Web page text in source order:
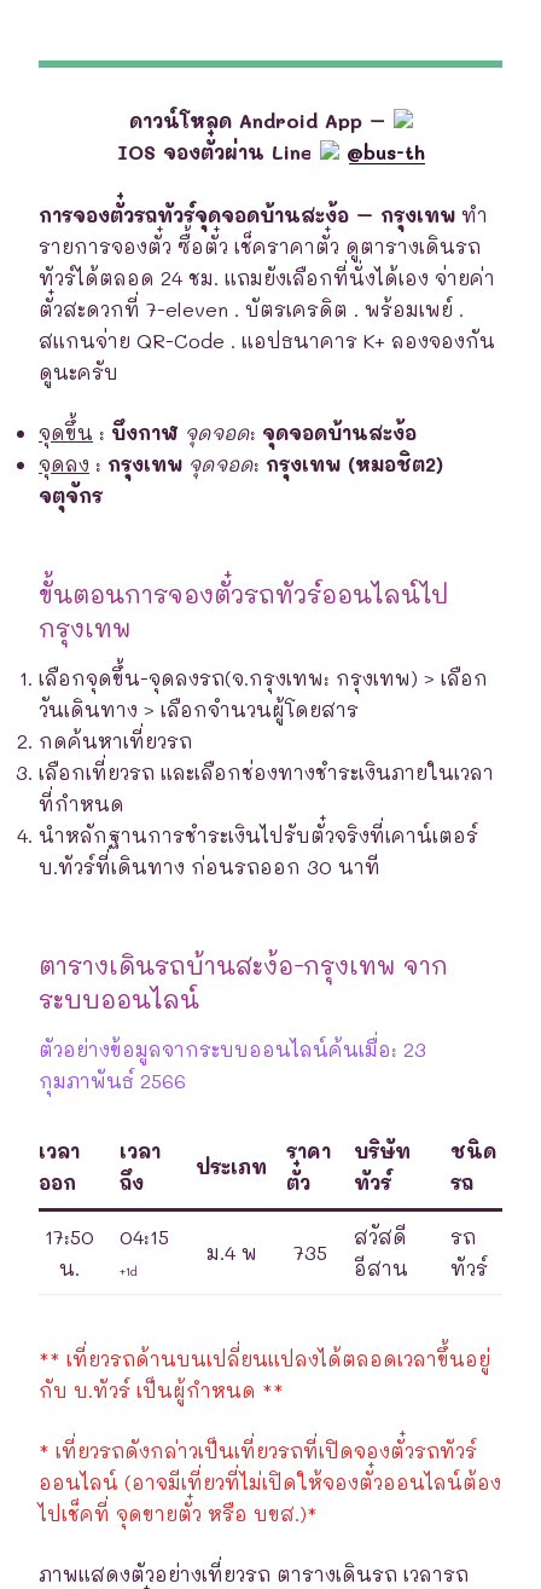
ดาวน์โหลด Android App –
IOS จองตั๋วผ่าน Line
@bus-th
การจองตั๋วรถทัวร์จุดจอดบ้านสะง้อ – กรุงเทพ ทำ
รายการจองตั๋ว ซื้อตั๋ว เช็คราคาตั๋ว ดูตารางเดินรถ
ทัวร์ได้ตลอด 24 ชม. แถมยังเลือกที่นั่งได้เอง จ่ายค่า
ตั๋วสะดวกที่ 7-eleven . บัตรเครดิต . พร้อมเพย์ .
สแกนจ่าย QR-Code . แอปธนาคาร K+ ลองจองกัน
ดูนะครับ
จุดขึ้น : บึงกาฬ จุดจอด: จุดจอดบ้านสะง้อ
จุดลง : กรุงเทพ จุดจอด: กรุงเทพ (หมอชิต2)
จตุจักร
ขั้นตอนการจองตั๋วรถทัวร์ออนไลน์ไป
กรุงเทพ
เลือกจุดขึ้น-จุดลงรถ(จ.กรุงเทพ: กรุงเทพ) > เลือก
วันเดินทาง > เลือกจำนวนผู้โดยสาร
กดค้นหาเที่ยวรถ
เลือกเที่ยวรถ และเลือกช่องทางชำระเงินภายในเวลา
ที่กำหนด
นำหลักฐานการชำระเงินไปรับตั๋วจริงที่เคาน์เตอร์
บ.ทัวร์ที่เดินทาง ก่อนรถออก 30 นาที
ตารางเดินรถบ้านสะง้อ-กรุงเทพ จาก
ระบบออนไลน์
ตัวอย่างข้อมูลจากระบบออนไลน์ค้นเมื่อ: 23
กุมภาพันธ์ 2566
เวลา
ออก
เวลา
ถึง
ประเภท
ราคา
ตั๋ว
บริษัท
ทัวร์
ชนิด
รถ
17:50
น.
04:15
+1d
ม.4 พ 735
สวัสดี
อีสาน
รถ
ทัวร์
** เที่ยวรถด้านบนเปลี่ยนแปลงได้ตลอดเวลาขึ้นอยู่
กับ บ.ทัวร์ เป็นผู้กำหนด **
* เที่ยวรถดังกล่าวเป็นเที่ยวรถที่เปิดจองตั๋วรถทัวร์
ออนไลน์ (อาจมีเที่ยวที่ไม่เปิดให้จองตั๋วออนไลน์ต้อง
ไปเช็คที่ จุดขายตั๋ว หรือ บขส.)*
ภาพแสดงตัวอย่างเที่ยวรถ ตารางเดินรถ เวลารถ